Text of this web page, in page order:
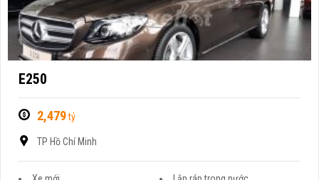
E250
2,479tỷ
TP Hồ Chí Minh